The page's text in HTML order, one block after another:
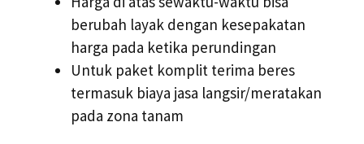
berubah layak dengan kesepakatan
harga pada ketika perundingan
Untuk paket komplit terima beres
termasuk biaya jasa langsir/meratakan
pada zona tanam